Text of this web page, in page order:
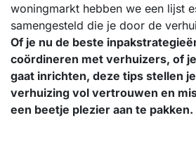
woningmarkt hebben we een lijst
samengesteld die je door de
Of je nu de beste
coördineren met verhuizers, of
gaat inrichten, deze tips stellen
verhuizing vol vertrouwen en
een beetje plezier aan te pakken.